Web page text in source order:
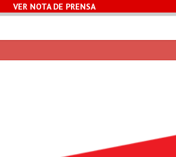
VER NOTA DE PRENSA